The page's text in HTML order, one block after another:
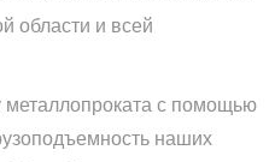
области и всей
с помощью
наших